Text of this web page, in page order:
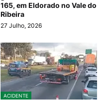
165, em Eldorado no Vale do
Ribeira
27 Julho, 2026
ACIDENTE